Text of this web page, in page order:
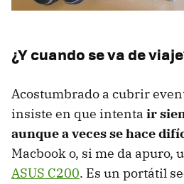
¿Y cuando se va de
Acostumbrado a cubrir
insiste en que intenta ir
aunque a veces se hace
Macbook o, si me da apuro,
ASUS C200. Es un portátil